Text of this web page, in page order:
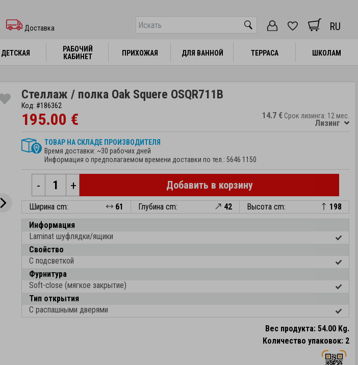
Доставка RU
ДЕТСКАЯ
РАБОЧИЙ
КАБИНЕТ
ПРИХОЖАЯ ДЛЯ ВАННОЙ ТЕРРАСА ШКОЛАМ
ДЕТСКАЯ
РАБОЧИЙ
КАБИНЕТ
ПРИХОЖАЯ ДЛЯ ВАННОЙ ТЕРРАСА ШКОЛАМ
Стеллаж / полка Oak Squere OSQR711B
Код: #186362
195.00 € 14.7 € Срок лизинга: 12 мес.
Лизинг
ТОВАР НА СКЛАДЕ ПРОИЗВОДИТЕЛЯ
Время доставки: ~30 рабочих дней
Информация о предполагаемом времени доставки по тел.: 5646 1150
- + Добавить в корзину
Ширина cm: 61 Глубина cm: 42 Высота cm:
198
Информация
Laminat шуфлядки/ящики
Свойство
С подсветкой
Фурнитура
Soft-close (мягкое закрытие)
Тип открытия
С распашными дверями
Вес продукта: 54.00 Kg.
Количество упаковок: 2